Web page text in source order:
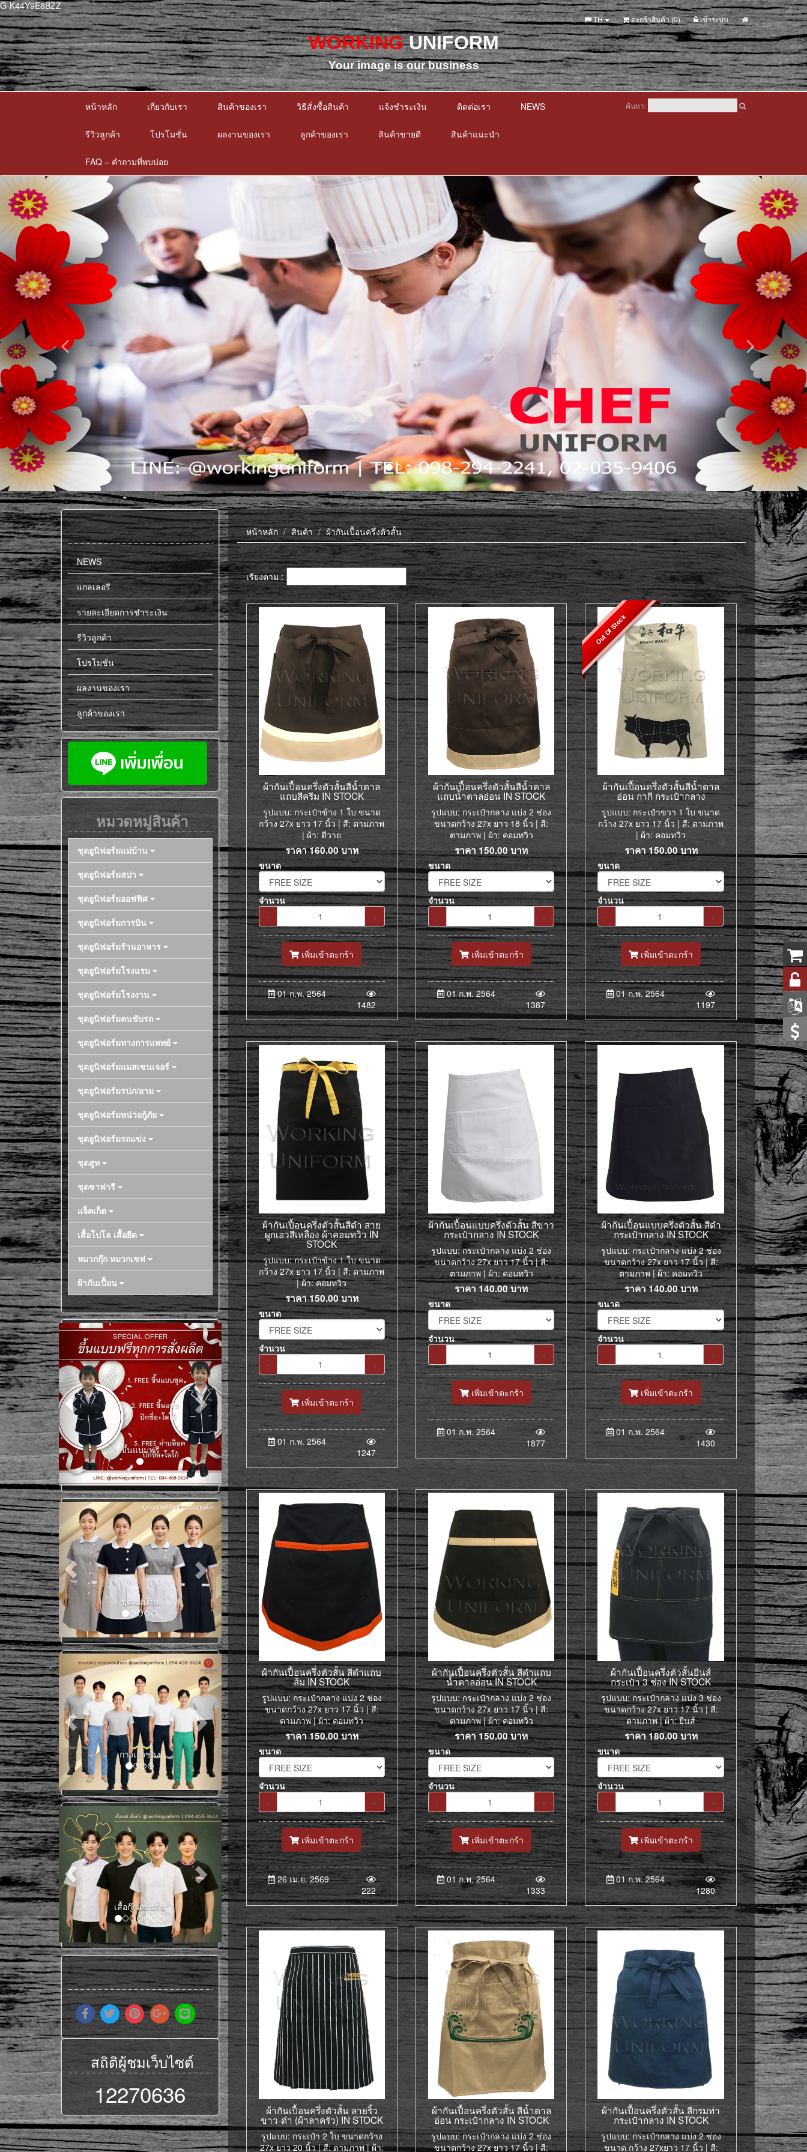
G-K44Y9E8BZZ
เข้าระบบ
ตะกร้าสินค้า (0)
TH
WORKING UNIFORM
Your image is our business
หน้าหลัก เกี่ยวกับเรา สินค้าของเรา วิธีสั่งซื้อสินค้า แจ้งชำระเงิน ติดต่อเรา NEWS
รีวิวลูกค้า โปรโมชั่น ผลงานของเรา ลูกค้าของเรา สินค้าขายดี สินค้าแนะนำ
FAQ – คำถามที่พบบ่อย
ค้นหา:
NEWS
แกลเลอรี
รายละเอียดการชำระเงิน
รีวิวลูกค้า
โปรโมชั่น
ผลงานของเรา
ลูกค้าของเรา
หมวดหมู่สินค้า
ชุดยูนิฟอร์มแม่บ้าน
ชุดยูนิฟอร์มสปา
ชุดยูนิฟอร์มออฟฟิศ
ชุดยูนิฟอร์มการบิน
ชุดยูนิฟอร์มร้านอาหาร
ชุดยูนิฟอร์มโรงแรม
ชุดยูนิฟอร์มโรงงาน
ชุดยูนิฟอร์มคนขับรถ
ชุดยูนิฟอร์มทางการแพทย์
ชุดยูนิฟอร์มแมสเซนเจอร์
ชุดยูนิฟอร์มรปภ/ยาม
ชุดยูนิฟอร์มหน่วยกู้ภัย
ชุดยูนิฟอร์มรถแข่ง
ชุดสูท
ชุดซาฟารี
แจ็คเก็ต
เสื้อโปโล เสื้อยืด
หมวกกุ๊ก หมวกเชฟ
ผ้ากันเปื้อน
ขึ้นแบบฟรี
เสื้อแม่บ้าน
เสื้อช็อปแขนสั้น
เสื้อกุ๊กแขนยาว
สถิติผู้ชมเว็บไซต์
12270636
หน้าหลัก สินค้า ผ้ากันเปื้อนครึ่งตัวสั้น
เรียงตาม :
ผ้ากันเปื้อนครึ่งตัวสั้นสีน้ำตาล
แถบสีครีม IN STOCK
รูปแบบ: กระเป๋าข้าง 1 ใบ ขนาด
กว้าง 27x ยาว 17 นิ้ว | สี: ตามภาพ
| ผ้า: ดีวาย
ราคา160.00บาท
ขนาด
จำนวน
-
+
เพิ่มเข้าตะกร้า
01 ก.พ. 2564
1482
ผ้ากันเปื้อนครึ่งตัวสั้นสีน้ำตาล
แถบน้ำตาลอ่อน IN STOCK
รูปแบบ: กระเป๋ากลาง แบ่ง 2 ช่อง
ขนาดกว้าง 27x ยาว 18 นิ้ว | สี:
ตามภาพ | ผ้า: คอมทวิว
ราคา 150.00บาท
ขนาด
จำนวน
-
+
เพิ่มเข้าตะกร้า
01 ก.พ. 2564
1387
Out Of Stock
ผ้ากันเปื้อนครึ่งตัวสั้นสีน้ำตาล
อ่อน กากี กระเป๋ากลาง
รูปแบบ: กระเป๋าขวา 1 ใบ ขนาด
กว้าง 27x ยาว 17 นิ้ว | สี: ตามภาพ
| ผ้า: คอมทวิว
ราคา150.00บาท
ขนาด
จำนวน
-
+
เพิ่มเข้าตะกร้า
01 ก.พ. 2564
1197
ผ้ากันเปื้อนครึ่งตัวสั้นสีดำ สาย
ผูกเอวสีเหลือง ผ้าคอมทวิว IN
STOCK
รูปแบบ: กระเป๋าข้าง 1 ใบ ขนาด
กว้าง 27x ยาว 17 นิ้ว | สี: ตามภาพ
| ผ้า: คอมทวิว
ราคา150.00บาท
ขนาด
จำนวน
-
+
เพิ่มเข้าตะกร้า
01 ก.พ. 2564
1247
ผ้ากันเปื้อนแบบครึ่งตัวสั้น สีขาว
กระเป๋ากลาง IN STOCK
รูปแบบ: กระเป๋ากลาง แบ่ง 2 ช่อง
ขนาดกว้าง 27x ยาว 17 นิ้ว | สี:
ตามภาพ | ผ้า: คอมทวิว
ราคา 140.00บาท
ขนาด
จำนวน
-
+
เพิ่มเข้าตะกร้า
01 ก.พ. 2564
1877
ผ้ากันเปื้อนแบบครึ่งตัวสั้น สีดำ
กระเป๋ากลาง IN STOCK
รูปแบบ: กระเป๋ากลาง แบ่ง 2 ช่อง
ขนาดกว้าง 27x ยาว 17 นิ้ว | สี:
ตามภาพ | ผ้า: คอมทวิว
ราคา140.00บาท
ขนาด
จำนวน
-
+
เพิ่มเข้าตะกร้า
01 ก.พ. 2564
1430
ผ้ากันเปื้อนครึ่งตัวสั้น สีดำแถบ
ส้ม IN STOCK
รูปแบบ: กระเป๋ากลาง แบ่ง 2 ช่อง
ขนาดกว้าง 27x ยาว 17 นิ้ว | สี:
ตามภาพ | ผ้า: คอมทวิว
ราคา150.00บาท
ขนาด
จำนวน
-
+
เพิ่มเข้าตะกร้า
26 เม.ย. 2569
222
ผ้ากันเปื้อนครึ่งตัวสั้น สีดำแถบ
น้ำตาลอ่อน IN STOCK
รูปแบบ: กระเป๋ากลาง แบ่ง 2 ช่อง
ขนาดกว้าง 27x ยาว 17 นิ้ว | สี:
ตามภาพ | ผ้า: คอมทวิว
ราคา150.00บาท
ขนาด
จำนวน
-
+
เพิ่มเข้าตะกร้า
01 ก.พ. 2564
1333
ผ้ากันเปื้อนครึ่งตัวสั้นยีนส์
กระเป๋า 3 ช่อง IN STOCK
รูปแบบ: กระเป๋ากลาง แบ่ง 3 ช่อง
ขนาดกว้าง 27x ยาว 17 นิ้ว | สี:
ตามภาพ | ผ้า: ยีนส์
ราคา180.00บาท
ขนาด
จำนวน
-
+
เพิ่มเข้าตะกร้า
01 ก.พ. 2564
1280
ผ้ากันเปื้อนครึ่งตัวสั้น ลายริ้ว
ขาว-ดำ (ผ้าลาครัว) IN STOCK
รูปแบบ: กระเป๋า 2 ใบ ขนาดกว้าง
27x ยาว 20 นิ้ว | สี: ตามภาพ | ผ้า:
ผ้ากันเปื้อนครึ่งตัวสั้น สีน้ำตาล
อ่อน กระเป๋ากลาง IN STOCK
รูปแบบ: กระเป๋ากลาง แบ่ง 2 ช่อง
ขนาดกว้าง 27x ยาว 17 นิ้ว | สี:
ผ้ากันเปื้อนครึ่งตัวสั้น สีกรมท่า
กระเป๋ากลาง IN STOCK
รูปแบบ: กระเป๋ากลาง แบ่ง 2 ช่อง
ขนาด กว้าง 27xยาว 17 นิ้ว | สี: